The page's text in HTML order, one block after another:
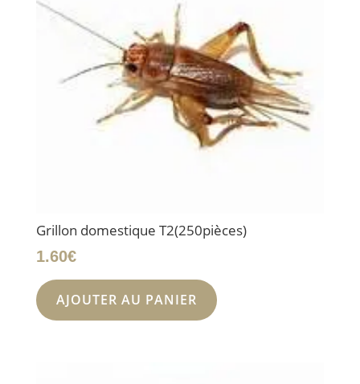
Grillon domestique T2(250pièces)
1.60€
AJOUTER AU PANIER